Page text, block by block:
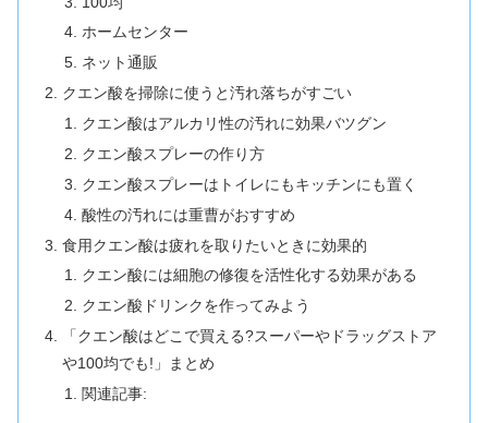
ホームセンター
ネット通販
クエン酸を掃除に使うと汚れ落ちがすごい
クエン酸はアルカリ性の汚れに効果バツグン
クエン酸スプレーの作り方
クエン酸スプレーはトイレにもキッチンにも置く
酸性の汚れには重曹がおすすめ
食用クエン酸は疲れを取りたいときに効果的
クエン酸には細胞の修復を活性化する効果がある
クエン酸ドリンクを作ってみよう
「クエン酸はどこで買える?スーパーやドラッグストア
や100均でも!」まとめ
関連記事: